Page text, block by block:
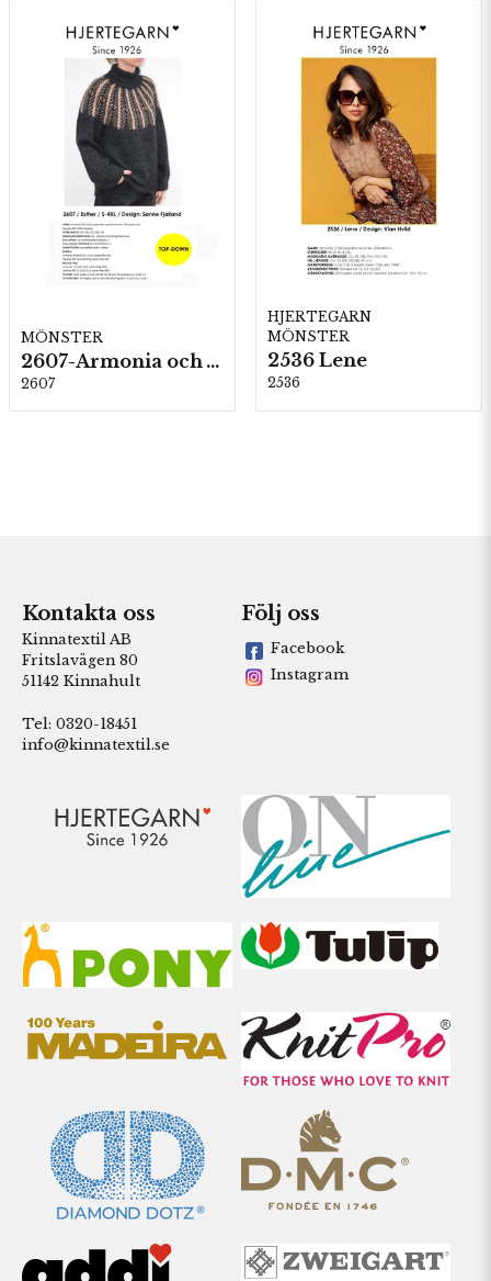
MÖNSTER
2607-Armonia och Alpaca 400
2607
HJERTEGARN
MÖNSTER
2536 Lene
2536
Kontakta oss
Kinnatextil AB
Fritslavägen 80
51142 Kinnahult
Tel: 0320-18451
info@kinnatextil.se
Följ oss
Facebook
Instagram